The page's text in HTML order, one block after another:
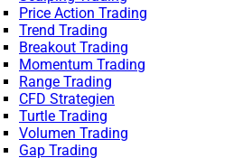
Price Action Trading
Trend Trading
Breakout Trading
Momentum Trading
Range Trading
CFD Strategien
Turtle Trading
Volumen Trading
Gap Trading